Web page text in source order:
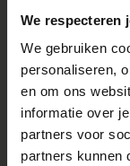
We respecteren
We gebruiken
personaliseren,
en om ons
informatie over
partners voor
partners kunnen